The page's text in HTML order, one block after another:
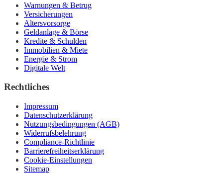
Warnungen & Betrug
Versicherungen
Altersvorsorge
Geldanlage & Börse
Kredite & Schulden
Immobilien & Miete
Energie & Strom
Digitale Welt
Rechtliches
Impressum
Datenschutzerklärung
Nutzungsbedingungen (AGB)
Widerrufsbelehrung
Compliance-Richtlinie
Barrierefreiheitserklärung
Cookie-Einstellungen
Sitemap